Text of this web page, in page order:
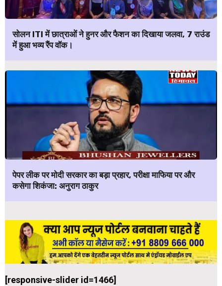
सोलन ITI में छात्राओं ने हुनर और फैशन का दिखाया जलवा, 7 राउंड
में हुआ भव्य रैंप वॉक।
पेपर लीक पर मोदी सरकार का बड़ा प्रहार, परीक्षा माफिया पर और
कसेगा शिकंजा: अनुराग ठाकुर
[responsive-slider id=1466]